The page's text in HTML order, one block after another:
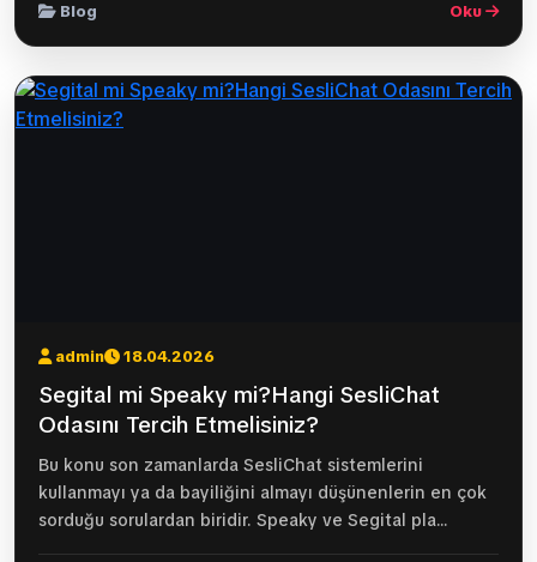
Blog Oku
admin 18.04.2026
Segital mi Speaky mi?Hangi SesliChat
Odasını Tercih Etmelisiniz?
Bu konu son zamanlarda SesliChat sistemlerini
kullanmayı ya da bayiliğini almayı düşünenlerin en çok
sorduğu sorulardan biridir. Speaky ve Segital pla...